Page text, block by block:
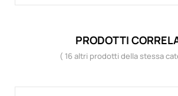
PRODOTTI
( 16 altri prodotti della stessa